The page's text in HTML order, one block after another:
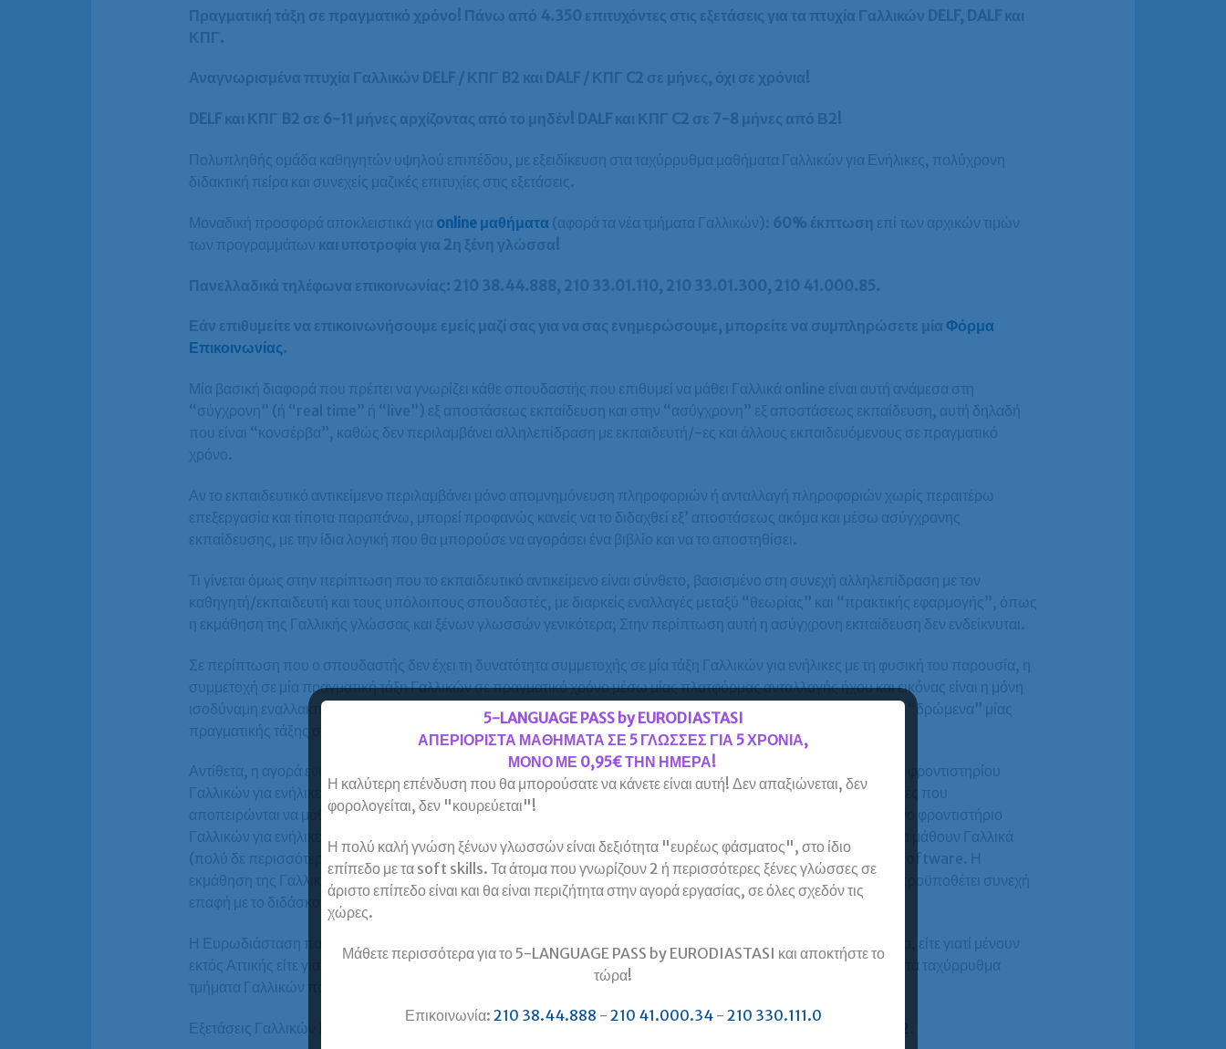
Πραγματική τάξη σε πραγματικό χρόνο! Πάνω από 4.350 επιτυχόντες στις εξετάσεις για τα πτυχία Γαλλικών DELF, DALF και
ΚΠΓ.
Αναγνωρισμένα πτυχία Γαλλικών DELF / ΚΠΓ B2 και DALF / ΚΠΓ C2 σε μήνες, όχι σε χρόνια!
DELF και ΚΠΓ B2 σε 6-11 μήνες αρχίζοντας από το μηδέν! DALF και ΚΠΓ C2 σε 7-8 μήνες από Β2!
Πολυπληθής ομάδα καθηγητών υψηλού επιπέδου, με εξειδίκευση στα ταχύρρυθμα μαθήματα Γαλλικών για Ενήλικες, πολύχρονη
διδακτική πείρα και συνεχείς μαζικές επιτυχίες στις εξετάσεις.
Μοναδική προσφορά αποκλειστικά για online μαθήματα (αφορά τα νέα τμήματα Γαλλικών): 60% έκπτωση επί των αρχικών τιμών
των προγραμμάτων και υποτροφία για 2η ξένη γλώσσα!
Πανελλαδικά τηλέφωνα επικοινωνίας: 210 38.44.888, 210 33.01.110, 210 33.01.300, 210 41.000.85.
Εάν επιθυμείτε να επικοινωνήσουμε εμείς μαζί σας για να σας ενημερώσουμε, μπορείτε να συμπληρώσετε μία Φόρμα
Επικοινωνίας.
Μία βασική διαφορά που πρέπει να γνωρίζει κάθε σπουδαστής που επιθυμεί να μάθει Γαλλικά online είναι αυτή ανάμεσα στη
“σύγχρονη” (ή “real time” ή “live”) εξ αποστάσεως εκπαίδευση και στην “ασύγχρονη” εξ αποστάσεως εκπαίδευση, αυτή δηλαδή
που είναι “κονσέρβα”, καθώς δεν περιλαμβάνει αλληλεπίδραση με εκπαιδευτή/-ες και άλλους εκπαιδευόμενους σε πραγματικό
χρόνο.
Αν το εκπαιδευτικό αντικείμενο περιλαμβάνει μόνο απομνημόνευση πληροφοριών ή ανταλλαγή πληροφοριών χωρίς περαιτέρω
επεξεργασία και τίποτα παραπάνω, μπορεί προφανώς κανείς να το διδαχθεί εξ’ αποστάσεως ακόμα και μέσω ασύγχρονης
εκπαίδευσης, με την ίδια λογική που θα μπορούσε να αγοράσει ένα βιβλίο και να το αποστηθίσει.
Τι γίνεται όμως στην περίπτωση που το εκπαιδευτικό αντικείμενο είναι σύνθετο, βασισμένο στη συνεχή αλληλεπίδραση με τον
καθηγητή/εκπαιδευτή και τους υπόλοιπους σπουδαστές, με διαρκείς εναλλαγές μεταξύ “θεωρίας” και “πρακτικής εφαρμογής”, όπως
η εκμάθηση της Γαλλικής γλώσσας και ξένων γλωσσών γενικότερα; Στην περίπτωση αυτή η ασύγχρονη εκπαίδευση δεν ενδείκνυται.
Σε περίπτωση που ο σπουδαστής δεν έχει τη δυνατότητα συμμετοχής σε μία τάξη Γαλλικών για ενήλικες με τη φυσική του παρουσία, η
συμμετοχή σε μία πραγματική τάξη Γαλλικών σε πραγματικό χρόνο μέσω μίας πλατφόρμας ανταλλαγής ήχου και εικόνας είναι η μόνη
ισοδύναμη εναλλακτική λύση. Η επιλογή αυτή εξασφαλίζει στον “απομακρυσμένο” σπουδαστή τη συμμετοχή στα “δρώμενα” μίας
πραγματικής τάξης σε πραγματικό χρόνο, χωρίς καμία ουσιαστική διαφορά από τη φοίτηση με φυσική παρουσία.
Αντίθετα, η αγορά ενός “προϊόντος” για την εκμάθηση Γαλλικών χωρίς τη συνεχή υποστήριξη ενός καταξιωμένου φροντιστηρίου
Γαλλικών για ενήλικες αποδεικνύεται συνήθως άστοχη επιλογή, με φτωχά αποτελέσματα. Συνήθως, οι σπουδαστές που
αποπειρώνται να μάθουν με ένα τέτοιο προϊόν στρέφονται μετά από σύντομο χρονικό διάστημα σε ένα δοκιμασμένο φροντιστήριο
Γαλλικών για ενήλικες προκειμένου να έχουν άμεσα και απτά αποτελέσματα, καθώς διαπιστώνουν ότι δε γίνεται να μάθουν Γαλλικά
(πολύ δε περισσότερο να προετοιμαστούν για διπλώματα όπως το DELF και το DALF) μόνο με τη χρήση κάποιου software. Η
εκμάθηση της Γαλλικής γλώσσας, όπως και η προετοιμασία για ένα πτυχίο Γαλλικών όπως το DELF και το DALF, προϋποθέτει συνεχή
επαφή με το διδάσκοντα αλλά και αλληλεπίδραση με την υπόλοιπη τάξη.
Η Ευρωδιάσταση παρέχει στους σπουδαστές της οι οποίοι δεν μπορούν να έχουν φυσική παρουσία στα μαθήματα, είτε γιατί μένουν
εκτός Αττικής είτε γιατί δεν επιθυμούν να μετακινούνται, τη δυνατότητα να παρακολουθήσουν live εξ αποστάσεως τα ταχύρρυθμα
τμήματα Γαλλικών που προσφέρει.
Εξετάσεις Γαλλικών B2 –
5-LANGUAGE PASS by EURODIASTASI
ΑΠΕΡΙΟΡΙΣΤΑ ΜΑΘΗΜΑΤΑ ΣΕ 5 ΓΛΩΣΣΕΣ ΓΙΑ 5 ΧΡΟΝΙΑ,
ΜΟΝΟ ΜΕ 0,95€ ΤΗΝ ΗΜΕΡΑ!
Η καλύτερη επένδυση που θα μπορούσατε να κάνετε είναι αυτή! Δεν απαξιώνεται, δεν
φορολογείται, δεν "κουρεύεται"!
Η πολύ καλή γνώση ξένων γλωσσών είναι δεξιότητα "ευρέως φάσματος", στο ίδιο
επίπεδο με τα soft skills. Τα άτομα που γνωρίζουν 2 ή περισσότερες ξένες γλώσσες σε
άριστο επίπεδο είναι και θα είναι περιζήτητα στην αγορά εργασίας, σε όλες σχεδόν τις
χώρες.
Μάθετε περισσότερα για το 5-LANGUAGE PASS by EURODIASTASI και αποκτήστε το
τώρα!
Επικοινωνία: 210 38.44.888 - 210 41.000.34- 210 330.111.0